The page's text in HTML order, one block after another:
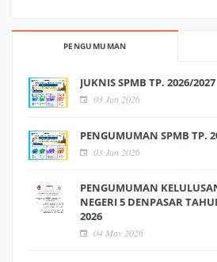
PENGUMUMAN
JUKNIS SPMB TP. 2026/2027
03 Jun 2026
PENGUMUMAN SPMB TP.
03 Jun 2026
PENGUMUMAN
NEGERI 5 DENPASAR
2026
04 May 2026